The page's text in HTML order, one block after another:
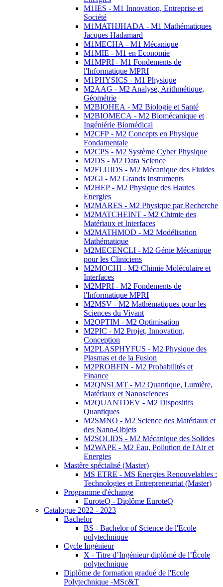
M1IES - M1 Innovation, Entreprise et
Société
M1MATHJHADA - M1 Mathématiques
Jacques Hadamard
M1MECHA - M1 Mécanique
M1MIE - M1 en Economie
M1MPRI - M1 Fondements de
l'Informatique MPRI
M1PHYSICS - M1 Physique
M2AAG - M2 Analyse, Arithmétique,
Géométrie
M2BIOHEA - M2 Biologie et Santé
M2BIOMECA - M2 Biomécanique et
Ingéniérie Biomédical
M2CFP - M2 Concepts en Physique
Fondamentale
M2CPS - M2 Système Cyber Physique
M2DS - M2 Data Science
M2FLUIDS - M2 Mécanique des Fluides
M2GI - M2 Grands Instruments
M2HEP - M2 Physique des Hautes
Energies
M2MARES - M2 Physique par Recherche
M2MATCHEINT - M2 Chimie des
Matériaux et Interfaces
M2MATHMOD - M2 Modélisation
Mathématique
M2MECENCLI - M2 Génie Mécanique
pour les Cliniciens
M2MOCHI - M2 Chimie Moléculaire et
Interfaces
M2MPRI - M2 Fondements de
l'Informatique MPRI
M2MSV - M2 Mathématiques pour les
Sciences du Vivant
M2OPTIM - M2 Optimisation
M2PIC - M2 Projet, Innovation,
Conception
M2PLASPHYFUS - M2 Physique des
Plasmas et de la Fusion
M2PROBFIN - M2 Probabilités et
Finance
M2QNSLMT - M2 Quantique, Lumière,
Matériaux et Nanosciences
M2QUANTDEV - M2 Dispositifs
Quantiques
M2SMNO - M2 Science des Matériaux et
des Nano-Objets
M2SOLIDS - M2 Mécanique des Solides
M2WAPE - M2 Eau, Pollution de l'Air et
Energies
Mastère spécialisé (Master)
MS ETRE - MS Energies Renouvelables :
Technologies et Entrepreneuriat (Master)
Programme d'échange
EuroteQ - Diplôme EuroteQ
Catalogue 2022 - 2023
Bachelor
BS - Bachelor of Science de l'Ecole
polytechnique
Cycle Ingénieur
X - Titre d’Ingénieur diplômé de l’École
polytechnique
Diplôme de formation gradué de l'Ecole
Polytechnique -MSc&T